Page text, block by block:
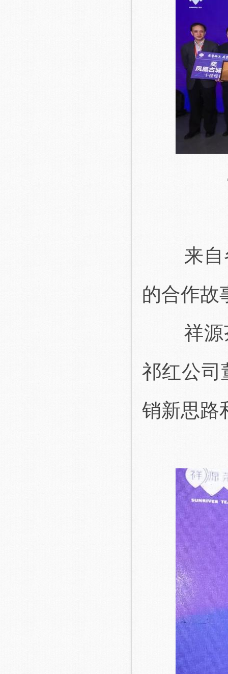
来自各
的合作故
祥源茶
祁红公司
销新思路